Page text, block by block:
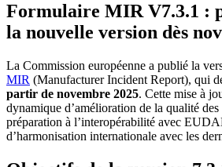
Formulaire MIR V7.3.1 :
la nouvelle version dès
La Commission européenne a publié la
MIR (Manufacturer Incident Report), qui
partir de novembre 2025. Cette mise à
dynamique d’amélioration de la qualité
préparation à l’interopérabilité avec
d’harmonisation internationale avec les